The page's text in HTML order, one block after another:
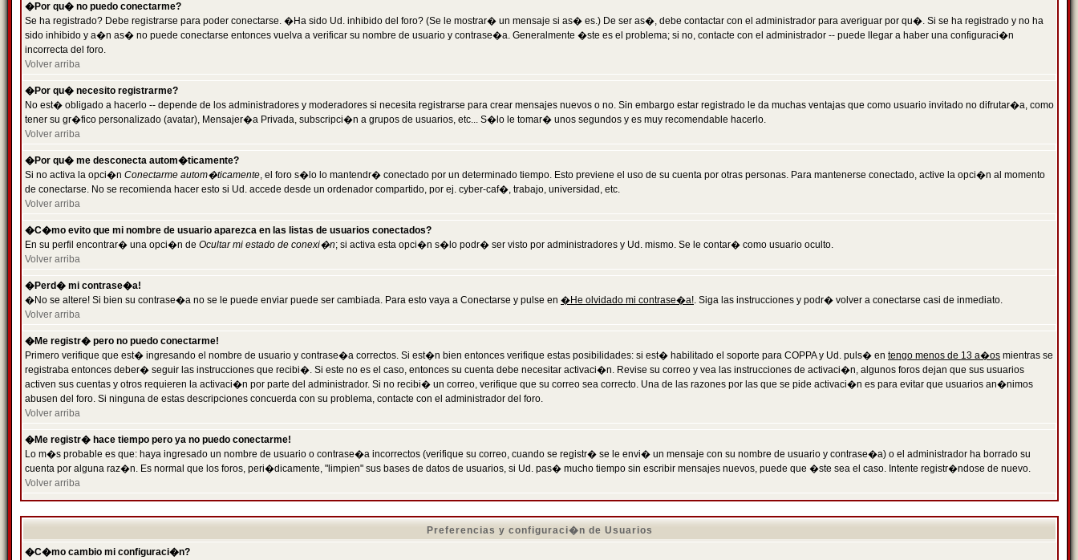
�Por qu� no puedo conectarme?
Se ha registrado? Debe registrarse para poder conectarse. �Ha sido Ud. inhibido del foro? (Se le mostrar� un mensaje si as� es.) De ser as�, debe contactar con el administrador para averiguar por qu�. Si se ha registrado y no ha
sido inhibido y a�n as� no puede conectarse entonces vuelva a verificar su nombre de usuario y contrase�a. Generalmente �ste es el problema; si no, contacte con el administrador -- puede llegar a haber una configuraci�n
incorrecta del foro.
Volver arriba
�Por qu� necesito registrarme?
No est� obligado a hacerlo -- depende de los administradores y moderadores si necesita registrarse para crear mensajes nuevos o no. Sin embargo estar registrado le da muchas ventajas que como usuario invitado no difrutar�a, como
tener su gr�fico personalizado (avatar), Mensajer�a Privada, subscripci�n a grupos de usuarios, etc... S�lo le tomar� unos segundos y es muy recomendable hacerlo.
Volver arriba
�Por qu� me desconecta autom�ticamente?
Si no activa la opci�n Conectarme autom�ticamente, el foro s�lo lo mantendr� conectado por un determinado tiempo. Esto previene el uso de su cuenta por otras personas. Para mantenerse conectado, active la opci�n al momento
de conectarse. No se recomienda hacer esto si Ud. accede desde un ordenador compartido, por ej. cyber-caf�, trabajo, universidad, etc.
Volver arriba
�C�mo evito que mi nombre de usuario aparezca en las listas de usuarios conectados?
En su perfil encontrar� una opci�n de Ocultar mi estado de conexi�n; si activa esta opci�n s�lo podr� ser visto por administradores y Ud. mismo. Se le contar� como usuario oculto.
Volver arriba
�Perd� mi contrase�a!
�No se altere! Si bien su contrase�a no se le puede enviar puede ser cambiada. Para esto vaya a Conectarse y pulse en �He olvidado mi contrase�a!. Siga las instrucciones y podr� volver a conectarse casi de inmediato.
Volver arriba
�Me registr� pero no puedo conectarme!
Primero verifique que est� ingresando el nombre de usuario y contrase�a correctos. Si est�n bien entonces verifique estas posibilidades: si est� habilitado el soporte para COPPA y Ud. puls� en tengo menos de 13 a�os mientras se
registraba entonces deber� seguir las instrucciones que recibi�. Si este no es el caso, entonces su cuenta debe necesitar activaci�n. Revise su correo y vea las instrucciones de activaci�n, algunos foros dejan que sus usuarios
activen sus cuentas y otros requieren la activaci�n por parte del administrador. Si no recibi� un correo, verifique que su correo sea correcto. Una de las razones por las que se pide activaci�n es para evitar que usuarios an�nimos
abusen del foro. Si ninguna de estas descripciones concuerda con su problema, contacte con el administrador del foro.
Volver arriba
�Me registr� hace tiempo pero ya no puedo conectarme!
Lo m�s probable es que: haya ingresado un nombre de usuario o contrase�a incorrectos (verifique su correo, cuando se registr� se le envi� un mensaje con su nombre de usuario y contrase�a) o el administrador ha borrado su
cuenta por alguna raz�n. Es normal que los foros, peri�dicamente, "limpien" sus bases de datos de usuarios, si Ud. pas� mucho tiempo sin escribir mensajes nuevos, puede que �ste sea el caso. Intente registr�ndose de nuevo.
Volver arriba
Preferencias y configuraci�n de Usuarios
�C�mo cambio mi configuraci�n?